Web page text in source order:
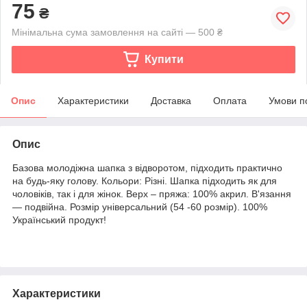
75 ₴
Мінімальна сума замовлення на сайті — 500 ₴
Купити
Опис Характеристики Доставка Оплата Умови
Опис
Базова молодіжна шапка з відворотом, підходить практично
на будь-яку голову. Кольори: Різні. Шапка підходить як для
чоловіків, так і для жінок. Верх – пряжа: 100% акрил. В'язання
― подвійна. Розмір універсальний (54 -60 розмір). 100%
Український продукт!
Характеристики